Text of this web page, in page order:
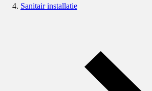
Sanitair installatie